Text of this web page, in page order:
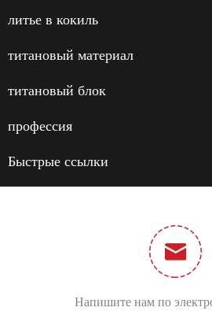
литье в кокиль
титановый материал
титановый блок
профессия
Быстрые ссылки
Напишите нам по